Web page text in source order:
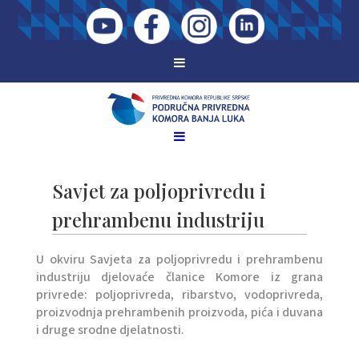
Savjet za poljoprivredu i
prehrambenu industriju
U okviru Savjeta za poljoprivredu i prehrambenu
industriju djelovaće članice Komore iz grana
privrede: poljoprivreda, ribarstvo, vodoprivreda,
proizvodnja prehrambenih proizvoda, pića i duvana
i druge srodne djelatnosti.